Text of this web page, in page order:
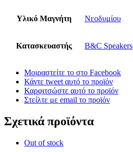
Υλικό Μαγνήτη Νεοδυμίου
Κατασκευαστής B&C Speakers
Μοιραστείτε το στο Facebook
Κάντε tweet αυτό το προϊόν
Καρφιτσώστε αυτό το προϊόν
Στείλτε με email το προϊόν
Σχετικά προϊόντα
Out of stock